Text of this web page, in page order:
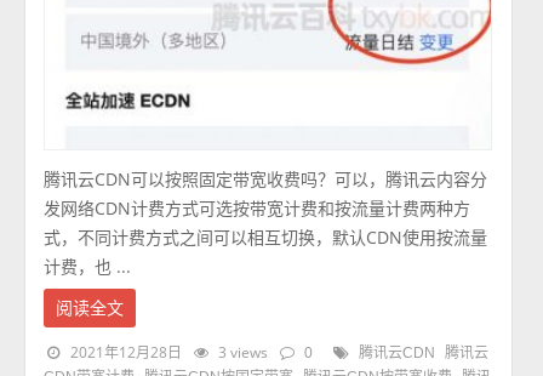
腾讯云CDN可以按照固定带宽收费吗？可以，腾讯云内容分
发网络CDN计费方式可选按带宽计费和按流量计费两种方
式，不同计费方式之间可以相互切换，默认CDN使用按流量
计费，也 ...
阅读全文
2021年12月28日 3 views 0 腾讯云CDN
腾讯云